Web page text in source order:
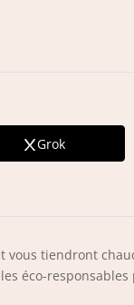
Grok
vous tiendront
éco-